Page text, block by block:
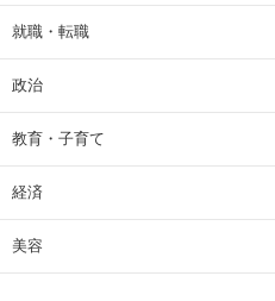
就職・転職
政治
教育・子育て
経済
美容